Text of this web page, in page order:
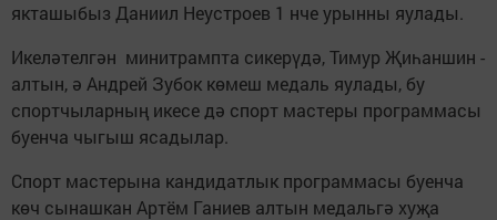
якташыбыз Даниил Неустроев 1 нче урынны яулады.
Икеләтелгән минитрампта сикерүдә, Тимур Җиһаншин -
алтын, ә Андрей Зубок көмеш медаль яулады, бу
спортчыларның икесе дә спорт мастеры программасы
буенча чыгыш ясадылар.
Спорт мастерына кандидатлык программасы буенча
көч сынашкан Артём Ганиев алтын медальгә хуҗа